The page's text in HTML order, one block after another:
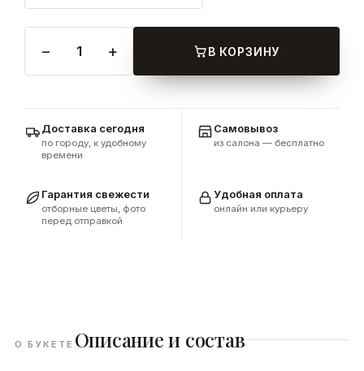
− 1 + В КОРЗИНУ
Доставка сегодня
по городу, к удобному
времени
Самовывоз
из салона — бесплатно
Гарантия свежести
отборные цветы, фото
перед отправкой
Удобная оплата
онлайн или курьеру
О БУКЕТЕ Описание и состав